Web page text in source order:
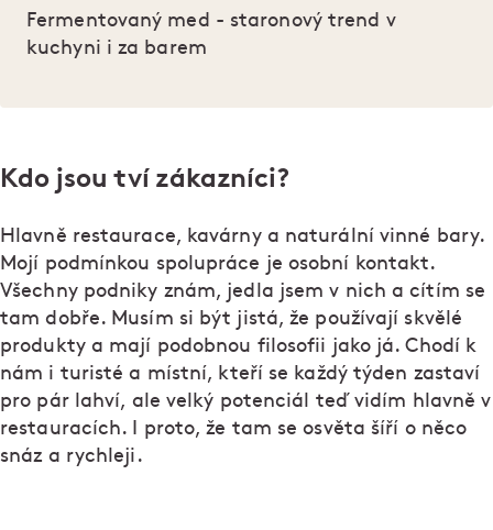
Fermentovaný med - staronový trend v
kuchyni i za barem
Kdo jsou tví zákazníci?
Hlavně restaurace, kavárny a naturální vinné bary.
Mojí podmínkou spolupráce je osobní kontakt.
Všechny podniky znám, jedla jsem v nich a cítím se
tam dobře. Musím si být jistá, že používají skvělé
produkty a mají podobnou filosofii jako já. Chodí k
nám i turisté a místní, kteří se každý týden zastaví
pro pár lahví, ale velký potenciál teď vidím hlavně v
restauracích. I proto, že tam se osvěta šíří o něco
snáz a rychleji.